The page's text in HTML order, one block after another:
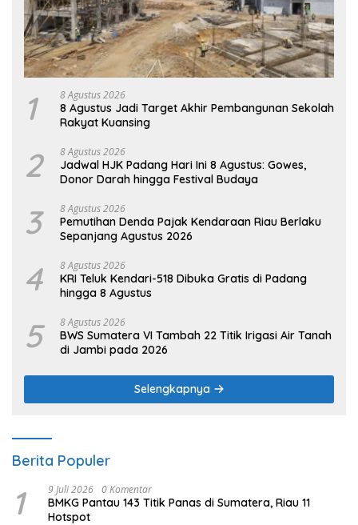
1 8 Agustus 2026
8 Agustus Jadi Target Akhir Pembangunan Sekolah
Rakyat Kuansing
2 8 Agustus 2026
Jadwal HJK Padang Hari Ini 8 Agustus: Gowes,
Donor Darah hingga Festival Budaya
3 8 Agustus 2026
Pemutihan Denda Pajak Kendaraan Riau Berlaku
Sepanjang Agustus 2026
4 8 Agustus 2026
KRI Teluk Kendari-518 Dibuka Gratis di Padang
hingga 8 Agustus
5 8 Agustus 2026
BWS Sumatera VI Tambah 22 Titik Irigasi Air Tanah
di Jambi pada 2026
Selengkapnya
Berita Populer
1 9 Juli 2026 0 Komentar
BMKG Pantau 143 Titik Panas di Sumatera, Riau 11
Hotspot